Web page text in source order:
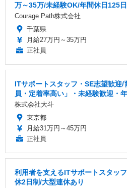
万～35万/未経験OK/年間休日125
Courage Path株式会社
千葉県
月給27万円～35万円
正社員
ITサポートスタッフ・SE志望歓迎
員・定着率高い」・未経験歓迎・
株式会社大斗
東京都
月給31万円～45万円
正社員
利用者を支えるITサポートスタッ
休2日制/大型連休あり